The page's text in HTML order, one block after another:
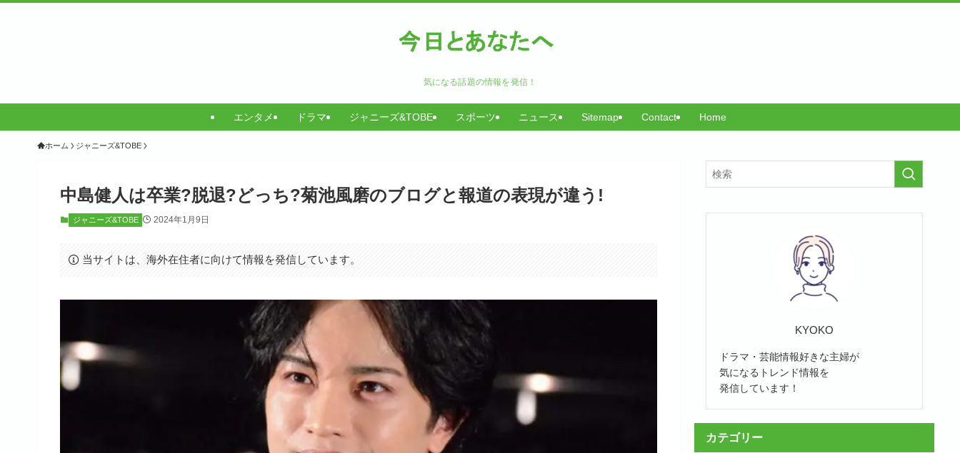
気になる話題の情報を発信！
エンタメ ドラマ ジャニーズ&TOBE スポーツ ニュース Sitemap Contact Home
ホーム ジャニーズ&TOBE
中島健人は卒業?脱退?どっち?菊池風磨のブログと報道の表現が違う!
ジャニーズ&TOBE 2024年1月9日
当サイトは、海外在住者に向けて情報を発信しています。
KYOKO
ドラマ・芸能情報好きな主婦が
気になるトレンド情報を
発信しています！
カテゴリー